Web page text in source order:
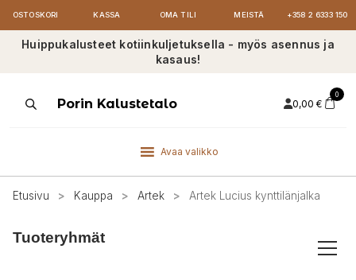
OSTOSKORI KASSA OMA TILI MEISTÄ +358 2 6333 150
Huippukalusteet kotiinkuljetuksella - myös asennus ja
kasaus!
ProductsPorin Kalustetalo 0,00 €
0
Avaa valikko
Etusivu > Kauppa > Artek > Artek Lucius kynttilänjalka
Tuoteryhmät